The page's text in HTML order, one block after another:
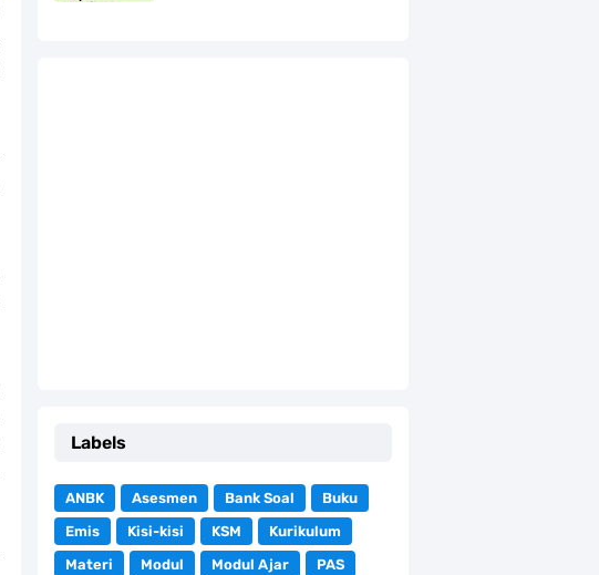
Labels
ANBK Asesmen Bank Soal
Buku
Emis
Kisi-kisi KSM
Kurikulum
Materi
Modul Modul Ajar
PAS